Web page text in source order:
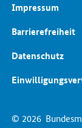
© 2026
Impressum
Barrierefreiheit
Datenschutz